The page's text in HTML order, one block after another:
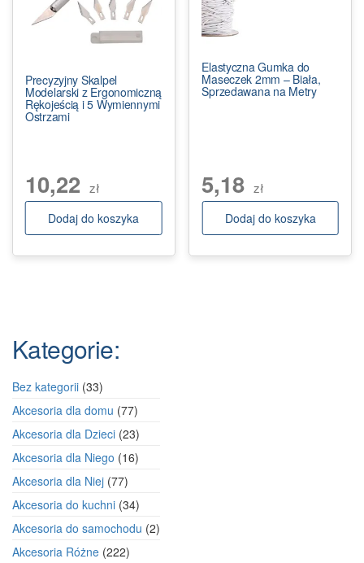
Precyzyjny Skalpel
Modelarski z Ergonomiczną
Rękojeścią i 5 Wymiennymi
Ostrzami
10,22 zł
Dodaj do koszyka
Elastyczna Gumka do
Maseczek 2mm – Biała,
Sprzedawana na Metry
5,18 zł
Dodaj do koszyka
Kategorie:
Bez kategorii 3333
Akcesoria dla domu 7777
Akcesoria dla Dzieci 2323
Akcesoria dla Niego 1616
Akcesoria dla Niej 7777
Akcesoria do kuchni 3434
Akcesoria do samochodu 22
Akcesoria Różne 222222